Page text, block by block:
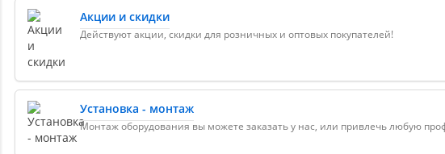
Акции и скидки
Действуют акции, скидки для розничных и оптовых покупателей!
Установка - монтаж
Монтаж оборудования вы можете заказать у нас, или привлечь любую